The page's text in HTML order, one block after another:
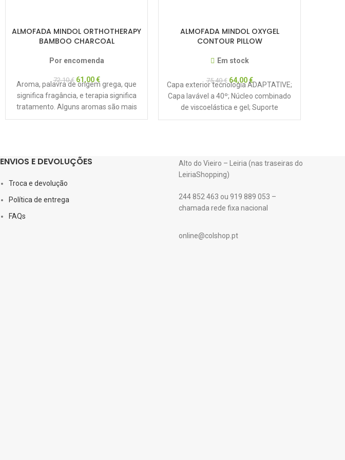
ALMOFADA MINDOL ORTHOTHERAPY
BAMBOO CHARCOAL
Por encomenda
72,10€ 61,00€
Aroma, palavra de origem grega, que
significa fragância, e terapia significa
tratamento. Alguns aromas são mais
relaxantes e a aromaterapia
ALMOFADA MINDOL OXYGEL
CONTOUR PILLOW
Em stock
75,40€ 64,00€
Capa exterior tecnologia ADAPTATIVE;
Capa lavável a 40º; Núcleo combinado
de viscoelástica e gel; Suporte
ergonómico; Termorreguladora;
ENVIOS E DEVOLUÇÕES
Troca e devolução
Política de entrega
FAQs
Alto do Vieiro – Leiria (nas traseiras do
LeiriaShopping)
244 852 463 ou 919 889 053 –
chamada rede fixa nacional
online@colshop.pt